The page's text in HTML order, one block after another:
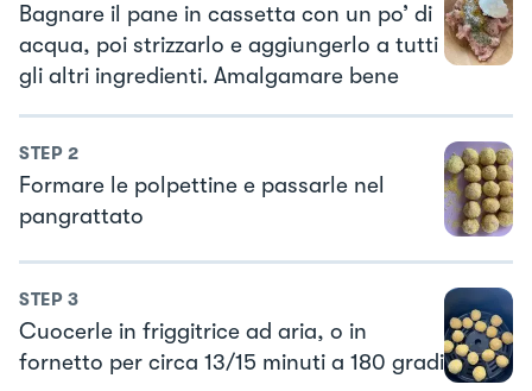
Bagnare il pane in cassetta con un po’ di
acqua, poi strizzarlo e aggiungerlo a tutti
gli altri ingredienti. Amalgamare bene
STEP 2
Formare le polpettine e passarle nel
pangrattato
STEP 3
Cuocerle in friggitrice ad aria, o in
fornetto per circa 13/15 minuti a 180 gradi